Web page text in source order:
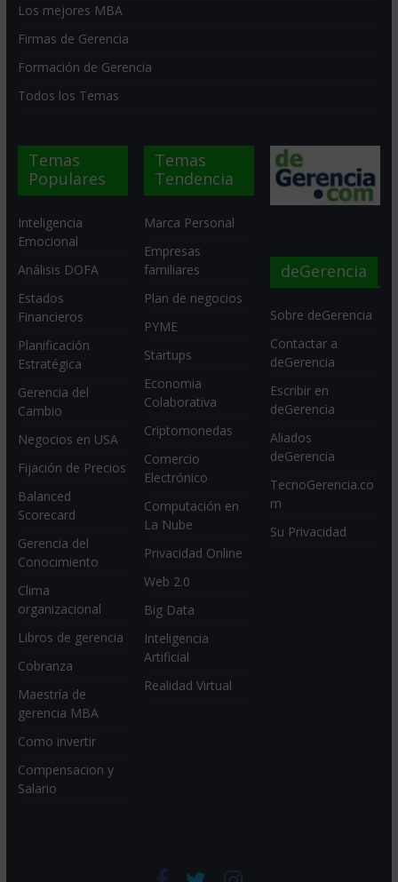
Los mejores MBA
Firmas de Gerencia
Formación de Gerencia
Todos los Temas
Temas
Populares
Inteligencia
Emocional
Análisis DOFA
Estados
Financieros
Planificación
Estratégica
Gerencia del
Cambio
Negocios en USA
Fijación de Precios
Balanced
Scorecard
Gerencia del
Conocimiento
Clima
organizacional
Libros de gerencia
Cobranza
Maestría de
gerencia MBA
Como invertir
Compensacion y
Salario
Temas
Tendencia
Marca Personal
Empresas
familiares
Plan de negocios
PYME
Startups
Economia
Colaborativa
Criptomonedas
Comercio
Electrónico
Computación en
La Nube
Privacidad Online
Web 2.0
Big Data
Inteligencia
Artificial
Realidad Virtual
deGerencia
Sobre deGerencia
Contactar a
deGerencia
Escribir en
deGerencia
Aliados
deGerencia
TecnoGerencia.co
m
Su Privacidad